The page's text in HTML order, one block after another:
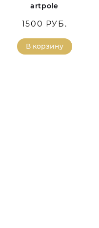
artpole
1500 РУБ.
В корзину